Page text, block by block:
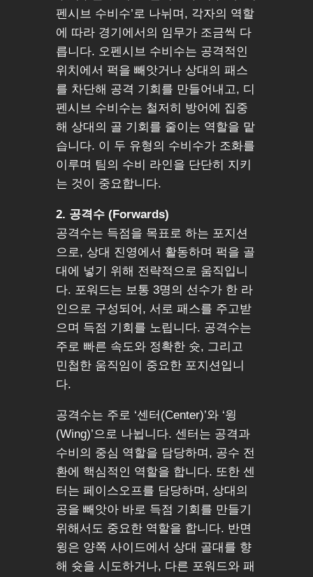
펜시브 수비수’로 나뉘며, 각자의 역할
에 따라 경기에서의 임무가 조금씩 다
릅니다. 오펜시브 수비수는 공격적인
위치에서 퍽을 빼앗거나 상대의 패스
를 차단해 공격 기회를 만들어내고, 디
펜시브 수비수는 철저히 방어에 집중
해 상대의 골 기회를 줄이는 역할을 맡
습니다. 이 두 유형의 수비수가 조화를
이루며 팀의 수비 라인을 단단히 지키
는 것이 중요합니다.
2. 공격수 (Forwards)
공격수는 득점을 목표로 하는 포지션
으로, 상대 진영에서 활동하며 퍽을 골
대에 넣기 위해 전략적으로 움직입니
다. 포워드는 보통 3명의 선수가 한 라
인으로 구성되어, 서로 패스를 주고받
으며 득점 기회를 노립니다. 공격수는
주로 빠른 속도와 정확한 슛, 그리고
민첩한 움직임이 중요한 포지션입니
다.
공격수는 주로 ‘센터(Center)’와 ‘윙
(Wing)’으로 나뉩니다. 센터는 공격과
수비의 중심 역할을 담당하며, 공수 전
환에 핵심적인 역할을 합니다. 또한 센
터는 페이스오프를 담당하며, 상대의
공을 빼앗아 바로 득점 기회를 만들기
위해서도 중요한 역할을 합니다. 반면
윙은 양쪽 사이드에서 상대 골대를 향
해 슛을 시도하거나, 다른 포워드와 패